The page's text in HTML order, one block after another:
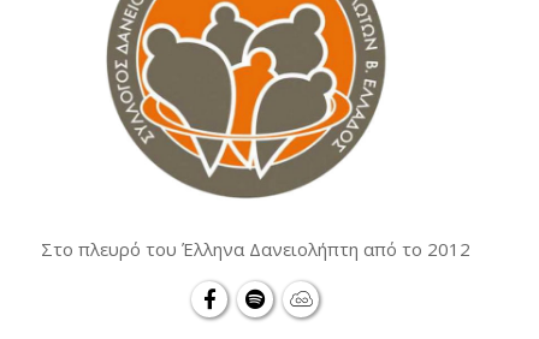
Στο πλευρό του Έλληνα Δανειολήπτη από το 2012